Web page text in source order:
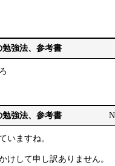
強法、参考書
強法、参考書
いますね。
けして申し訳ありません。